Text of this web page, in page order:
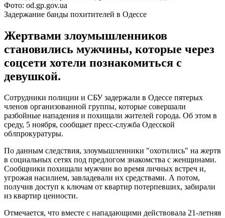
Фото: od.gp.gov.ua
Задержание банды похитителей в Одессе
Жертвами злоумышленников
становились мужчины, которые через
соцсети хотели познакомиться с
девушкой.
Сотрудники полиции и СБУ задержали в Одессе пятерых
членов организованной группы, которые совершали
разбойные нападения и похищали жителей города. Об этом в
среду, 5 ноября, сообщает пресс-служба Одесской
облпрокуратуры.
По данным следствия, злоумышленники "охотились" на жертв
в социальных сетях под предлогом знакомства с женщинами.
Сообщники похищали мужчин во время личных встреч и,
угрожая насилием, завладевали их средствами. А потом,
получив доступ к ключам от квартир потерпевших, забирали
из квартир ценности.
Отмечается, что вместе с нападающими действовала 21-летняя